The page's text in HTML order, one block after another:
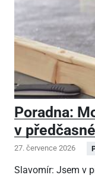
Poradna:
v
27. července 2026
Slavomír: Jsem v